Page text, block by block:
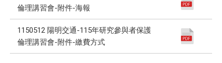
倫理講習會-附件-海報
1150512 陽明交通-115年研究參與者保護
倫理講習會-附件-繳費方式